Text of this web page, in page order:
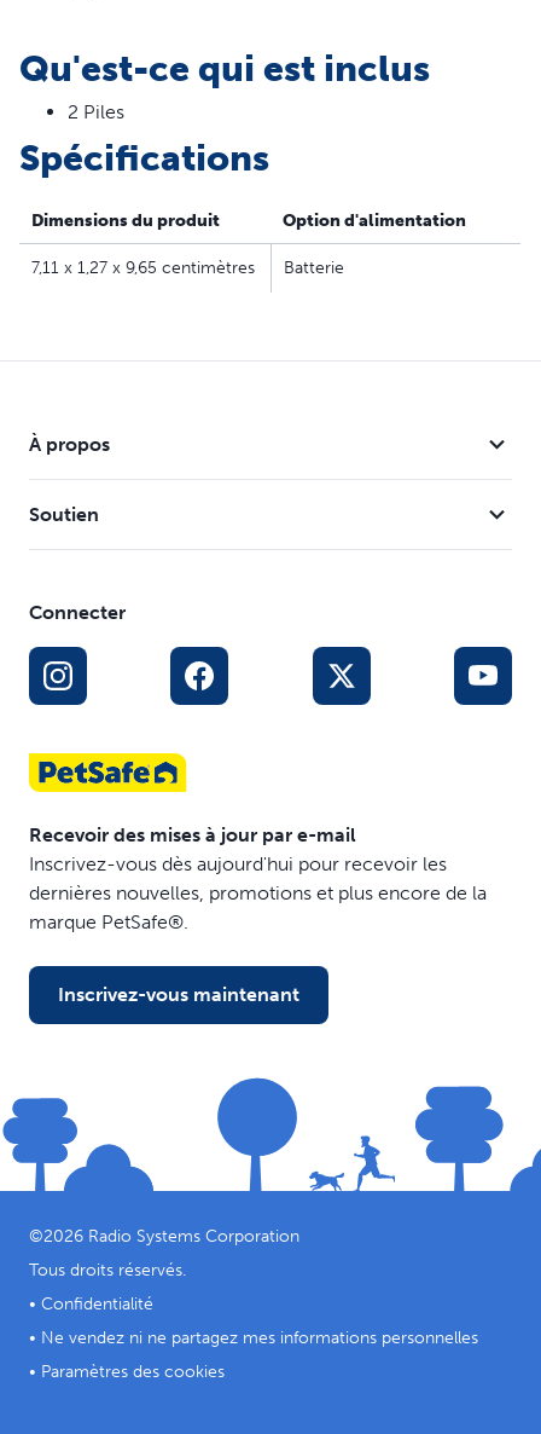
Qu'est-ce qui est inclus
2 Piles
Spécifications
Dimensions du produit Option d'alimentation
7,11 x 1,27 x 9,65 centimètres Batterie
À propos
Soutien
Connecter
Recevoir des mises à jour par e-mail
Inscrivez-vous dès aujourd'hui pour recevoir les
dernières nouvelles, promotions et plus encore de la
marque PetSafe®.
Inscrivez-vous maintenant
©2026 Radio Systems Corporation
Tous droits réservés.
• Confidentialité
• Ne vendez ni ne partagez mes informations personnelles
• Paramètres des cookies